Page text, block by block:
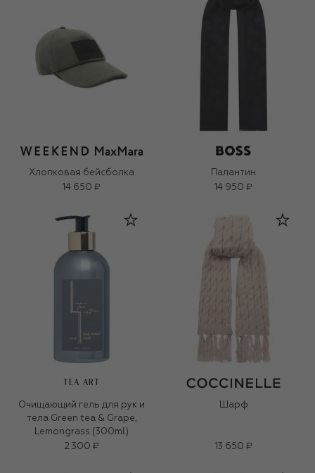
Хлопковая бейсболка
14 650 ₽
Палантин
14 950 ₽
TEA ART
Очищающий гель для рук и
тела Green tea & Grape,
Lemongrass (300ml)
2 300 ₽
Шарф
13 650 ₽